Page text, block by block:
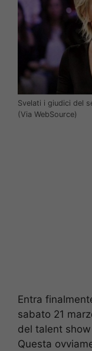
Svelati i giudici del
(Via WebSource)
Entra
sabato 21
del talent
Questa